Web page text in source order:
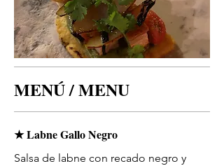
MENÚ / MENU
★ Labne Gallo Negro
Salsa de labne con recado negro y